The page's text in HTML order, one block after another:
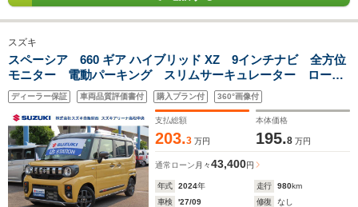
スズキ
スペーシア 660 ギア ハイブリッド XZ 9インチナビ 全方位
モニター 電動パーキング スリムサーキュレーター ロール
サンシェード ヘッドアップディスプレイ ACC シートヒー
ター(運転席・助手席) 両側電動スライドドア ハンドルヒー
ター
ディーラー保証 車両品質評価書付 購入プラン付 360°画像付
支払総額
203.3 万円
本体価格
195.8 万円
通常ローン 月々43,400円
年式 2024年 走行 980km
車検
'27/09 修復
なし